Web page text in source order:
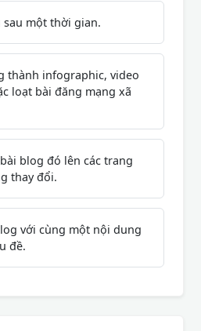
sau một thời gian.
thành infographic, video
loạt bài đăng mạng xã
blog đó lên các trang
thay đổi.
với cùng một nội dung
đề.